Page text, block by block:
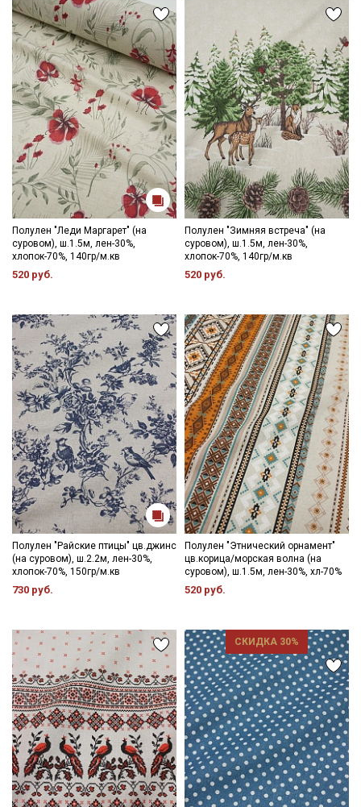
Полулен "Леди Маргарет" (на
суровом), ш.1.5м, лен-30%,
хлопок-70%, 140гр/м.кв
520 руб.
Полулен "Зимняя встреча" (на
суровом), ш.1.5м, лен-30%,
хлопок-70%, 140гр/м.кв
520 руб.
Полулен "Райские птицы" цв.джинс
(на суровом), ш.2.2м, лен-30%,
хлопок-70%, 150гр/м.кв
730 руб.
Полулен "Этнический орнамент"
цв.корица/морская волна (на
суровом), ш.1.5м, лен-30%, хл-70%
520 руб.
СКИДКА 30%